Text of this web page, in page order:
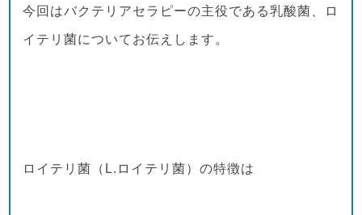
今回はバクテリアセラピーの主役である乳酸菌、ロ
イテリ菌についてお伝えします。
ロイテリ菌（L.ロイテリ菌）の特徴は